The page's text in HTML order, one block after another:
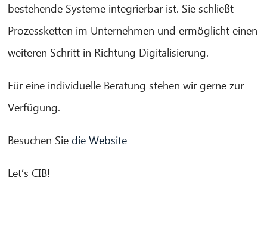
bestehende Systeme integrierbar ist. Sie schließt
Prozessketten im Unternehmen und ermöglicht einen
weiteren Schritt in Richtung Digitalisierung.
Für eine individuelle Beratung stehen wir gerne zur
Verfügung.
Besuchen Siedie Website
Let’s CIB!